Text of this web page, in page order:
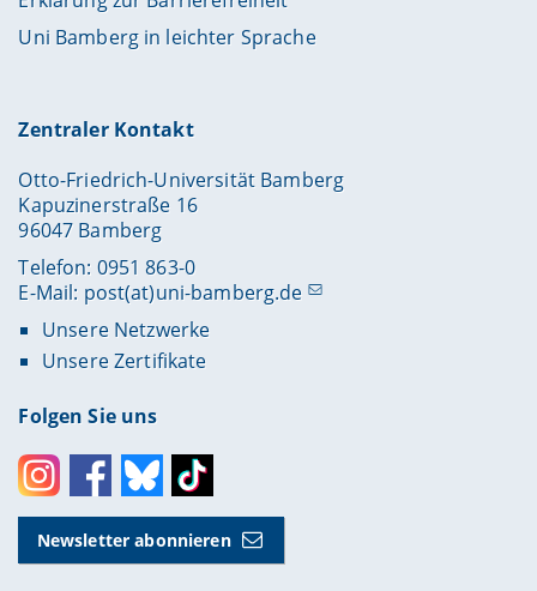
Uni Bamberg in leichter Sprache
Zentraler Kontakt
Otto-Friedrich-Universität Bamberg
Kapuzinerstraße 16
96047 Bamberg
Telefon: 0951 863-0
E-Mail: post(at)uni-bamberg.de
Unsere Netzwerke
Unsere Zertifikate
Folgen Sie uns
InstagramFacebookBlueskyToktok
Newsletter abonnieren